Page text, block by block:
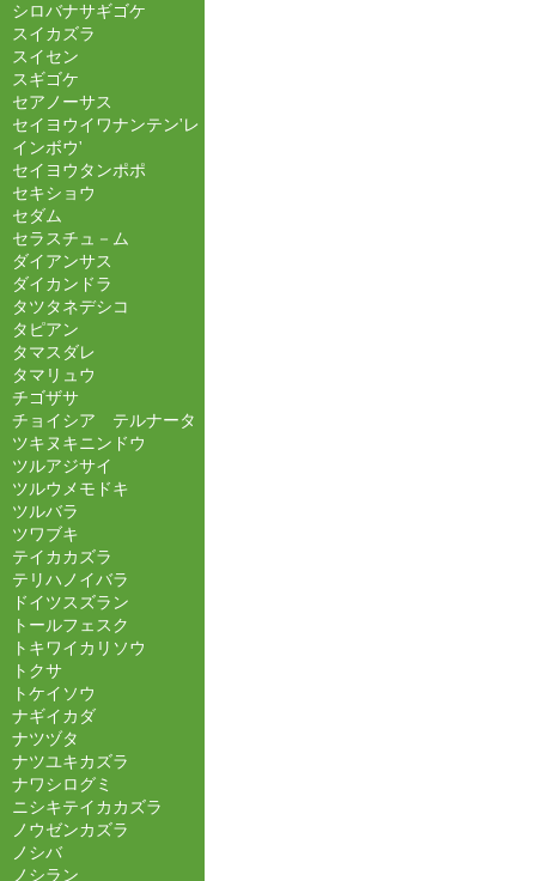
シロバナサギゴケ
スイカズラ
スイセン
スギゴケ
セアノーサス
セイヨウイワナンテン'レ
インボウ'
セイヨウタンポポ
セキショウ
セダム
セラスチュ－ム
ダイアンサス
ダイカンドラ
タツタネデシコ
タピアン
タマスダレ
タマリュウ
チゴザサ
チョイシア テルナータ
ツキヌキニンドウ
ツルアジサイ
ツルウメモドキ
ツルバラ
ツワブキ
テイカカズラ
テリハノイバラ
ドイツスズラン
トールフェスク
トキワイカリソウ
トクサ
トケイソウ
ナギイカダ
ナツヅタ
ナツユキカズラ
ナワシログミ
ニシキテイカカズラ
ノウゼンカズラ
ノシバ
ノシラン